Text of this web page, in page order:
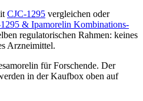
CJC-1295 vergleichen oder
& Ipamorelin Kombinations-
regulatorischen Rahmen: keines
Arzneimittel.
für Forschende. Der
in der Kaufbox oben auf